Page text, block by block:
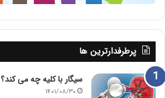
پرطرفدارترین ها
سیگار با کلیه چه می کند؟
۱۴۰۱/۰۸/۳۰